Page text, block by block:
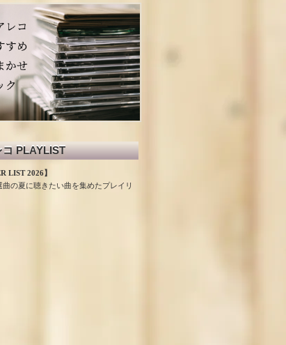
コ PLAYLIST
LIST 2026】
曲の夏に聴きたい曲を集めたプレイリ